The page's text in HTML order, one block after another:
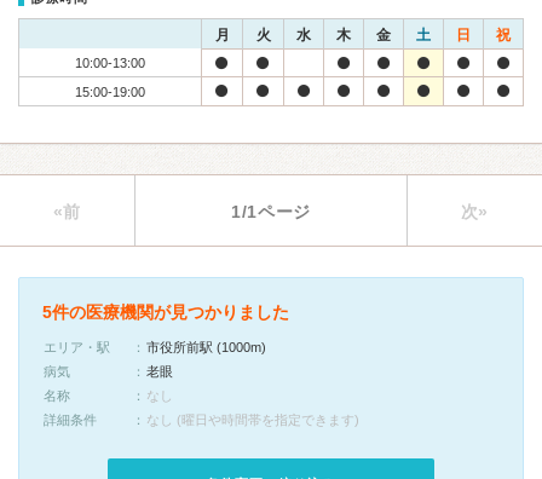
月 火 水 木 金 土 日 祝
10:00-13:00
15:00-19:00
«前 1/1ページ 次»
5件の医療機関が見つかりました
エリア・駅
市役所前駅 (1000m)
病気
老眼
名称
なし
詳細条件
なし (曜日や時間帯を指定できます)